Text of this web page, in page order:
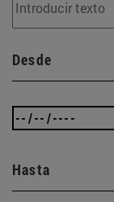
Desde
Hasta